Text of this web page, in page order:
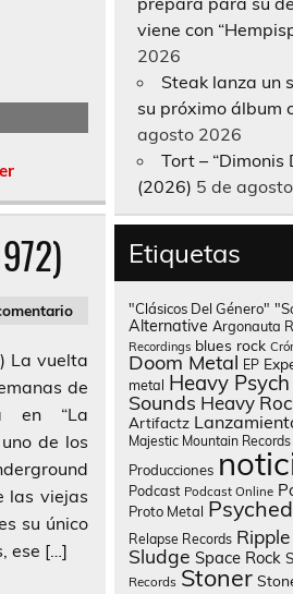
La vuelta
de
en “La
de los
las viejas
su único
ese […]
viene con
2026
Steak lanza un
su próximo álbum
agosto 2026
Tort – “Dimonis
(2026) 5 de
Etiquetas
"Clásicos Del Género"
Alternative Argonauta
Recordings blues rock
Doom Metal EP
metal Heavy Psych
Sounds Heavy
Artifactz
Majestic Mountain Records
Producciones
Podcast Podcast Online
Proto Metal
Relapse Records
Sludge Space Rock
Records Stoner